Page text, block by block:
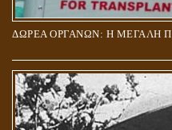
ΔΩΡΕΑ ΟΡΓΑΝΩΝ: Η ΜΕΓΑΛΗ